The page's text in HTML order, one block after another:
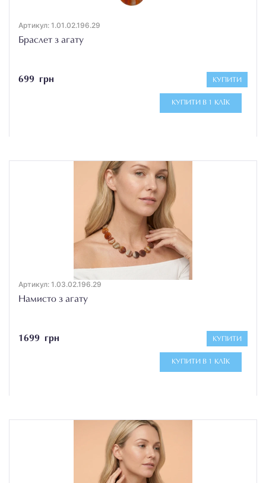
Артикул: 1.01.02.196.29
Браслет з агату
699 грн КУПИТИ
КУПИТИ В 1 КЛІК
Артикул: 1.03.02.196.29
Намисто з агату
1699 грн КУПИТИ
КУПИТИ В 1 КЛІК